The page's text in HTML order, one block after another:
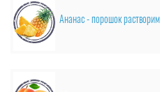
Ананас - порошок